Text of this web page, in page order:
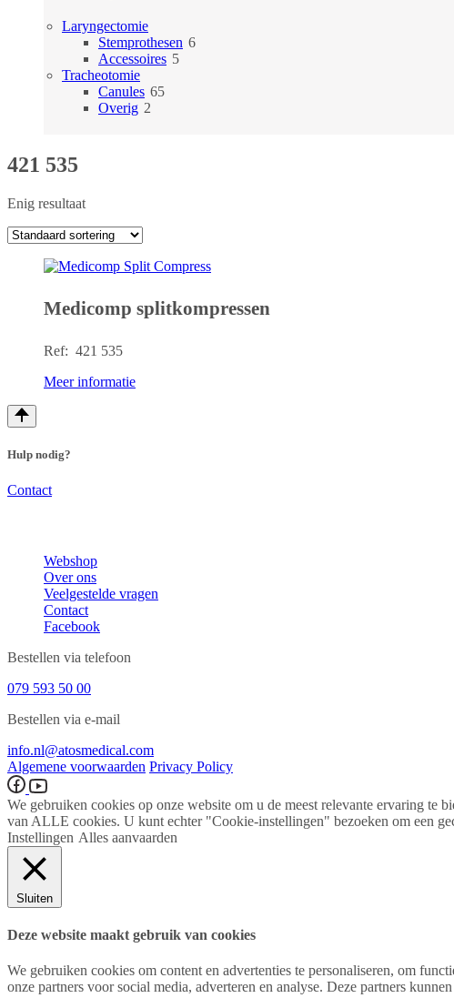
Laryngectomie
Stemprothesen 66
Accessoires 55
Tracheotomie
Canules 6565
Overig 2
421 535
Enig resultaat
Medicomp splitkompressen
Ref: 421 535
Meer informatie
Hulp nodig?
Contact
Webshop
Over ons
Veelgestelde vragen
Contact
Facebook
Bestellen via telefoon
079 593 50 00
Bestellen via e-mail
info.nl@atosmedical.com
Algemene voorwaarden Privacy Policy
We gebruiken cookies op onze website om u de meest relevante ervaring
van ALLE cookies. U kunt echter "Cookie-instellingen" bezoeken om een
Instellingen Alles aanvaarden
Sluiten
Deze website maakt gebruik van cookies
We gebruiken cookies om content en advertenties te personaliseren, om
onze partners voor social media, adverteren en analyse. Deze partners